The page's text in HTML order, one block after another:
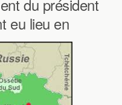
du président
eu lieu en